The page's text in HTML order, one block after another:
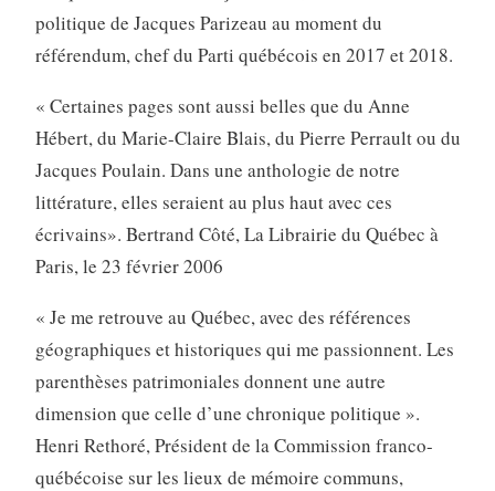
politique de Jacques Parizeau au moment du
référendum, chef du Parti québécois en 2017 et 2018.
« Certaines pages sont aussi belles que du Anne
Hébert, du Marie-Claire Blais, du Pierre Perrault ou du
Jacques Poulain. Dans une anthologie de notre
littérature, elles seraient au plus haut avec ces
écrivains». Bertrand Côté, La Librairie du Québec à
Paris, le 23 février 2006
« Je me retrouve au Québec, avec des références
géographiques et historiques qui me passionnent. Les
parenthèses patrimoniales donnent une autre
dimension que celle d’une chronique politique ».
Henri Rethoré, Président de la Commission franco-
québécoise sur les lieux de mémoire communs,